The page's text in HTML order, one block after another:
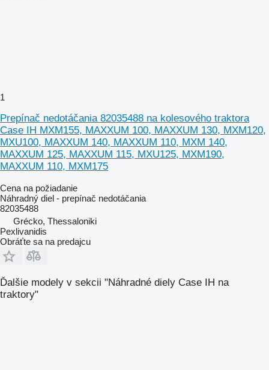
1
Prepínač nedotáčania 82035488 na kolesového traktora
Case IH MXM155, MAXXUM 100, MAXXUM 130, MXM120,
MXU100, MAXXUM 140, MAXXUM 110, MXM 140,
MAXXUM 125, MAXXUM 115, MXU125, MXM190,
MAXXUM 110, MXM175
Cena na požiadanie
Náhradný diel - prepínač nedotáčania
82035488
Grécko, Thessaloniki
Pexlivanidis
Obráťte sa na predajcu
Ďalšie modely v sekcii "Náhradné diely Case IH na
traktory"